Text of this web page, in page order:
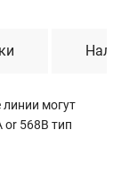
могут
568B тип